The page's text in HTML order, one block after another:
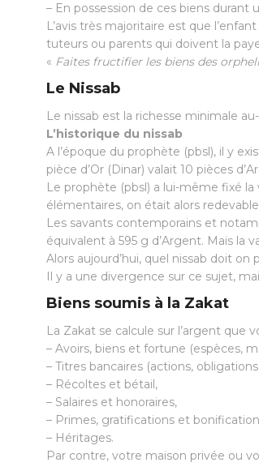
– En possession de ces biens durant
L’avis très majoritaire est que
tuteurs ou parents qui doivent la
« Faites fructifier les biens des
Le Nissab
Le nissab est la richesse minimale
L’historique du nissab
A l’époque du prophète (pbsl), il y
pièce d’Or (Dinar) valait 10 pièces
Le prophète (pbsl) a lui-même fixé la
élémentaires, on était alors
Les savants contemporains et
équivalent à 595 g d’Argent. Mais la
Alors aujourd’hui, quel nissab doit on
Il y a une divergence sur ce sujet,
Biens soumis à la Zakat
La Zakat se calcule sur l’argent que
– Avoirs, biens et fortune (espèces,
– Titres bancaires (actions,
– Récoltes et bétail,
– Salaires et honoraires,
– Primes, gratifications et
– Héritages.
Par contre, votre maison privée ou